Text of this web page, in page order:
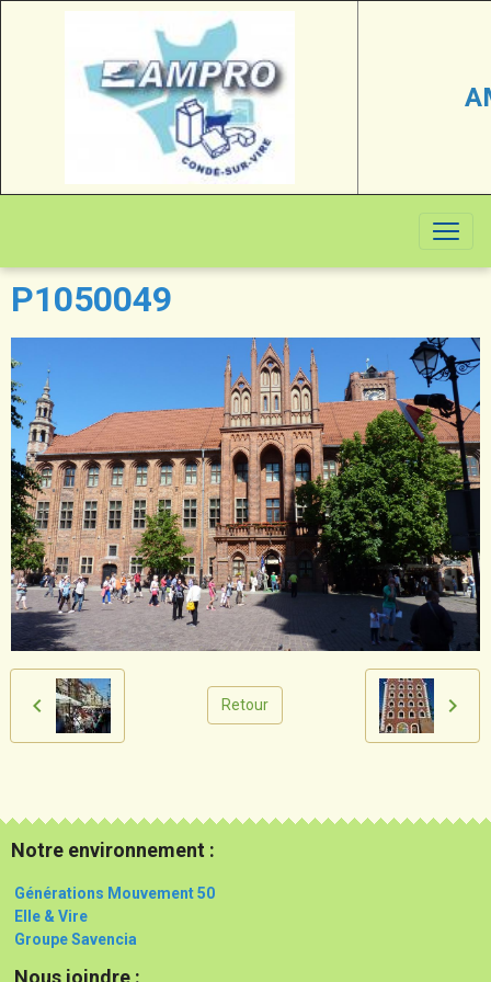
P1050049
Retour
Notre environnement :
Générations Mouvement 50
Elle & Vire
Groupe Savencia
Nous joindre :